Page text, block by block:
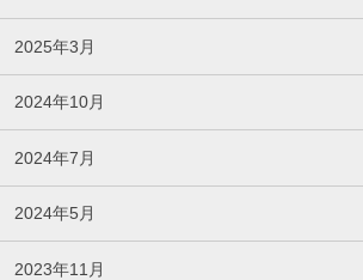
2025年3月
2024年10月
2024年7月
2024年5月
2023年11月